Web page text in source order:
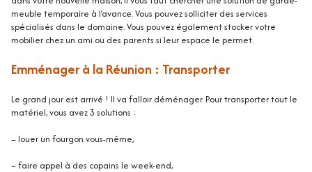
meuble temporaire à l’avance. Vous pouvez solliciter des services
spécialisés dans le domaine. Vous pouvez également stocker votre
mobilier chez un ami ou des parents si leur espace le permet.
Emménager à la Réunion : Transporter
Le grand jour est arrivé ! Il va falloir déménager. Pour transporter tout le
matériel, vous avez 3 solutions :
–louer un fourgon vous-même,
– faire appel à des copains le week-end,